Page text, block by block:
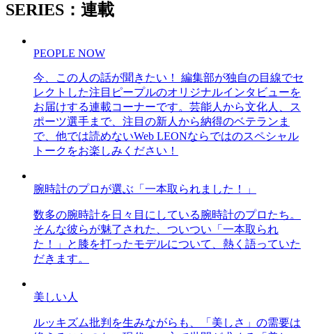
SERIES：連載
PEOPLE NOW
今、この人の話が聞きたい！ 編集部が独自の目線でセ
レクトした注目ピープルのオリジナルインタビューを
お届けする連載コーナーです。芸能人から文化人、ス
ポーツ選手まで、注目の新人から納得のベテランま
で、他では読めないWeb LEONならではのスペシャル
トークをお楽しみください！
腕時計のプロが選ぶ「一本取られました！」
数多の腕時計を日々目にしている腕時計のプロたち。
そんな彼らが魅了された、ついつい「一本取られ
た！」と膝を打ったモデルについて、熱く語っていた
だきます。
美しい人
ルッキズム批判を生みながらも、「美しさ」の需要は